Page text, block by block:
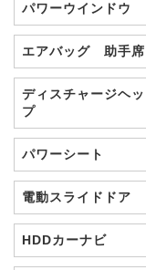
パワーウインドウ
エアバッグ 助手席
ディスチャージヘ
プ
パワーシート
電動スライドドア
HDDカーナビ